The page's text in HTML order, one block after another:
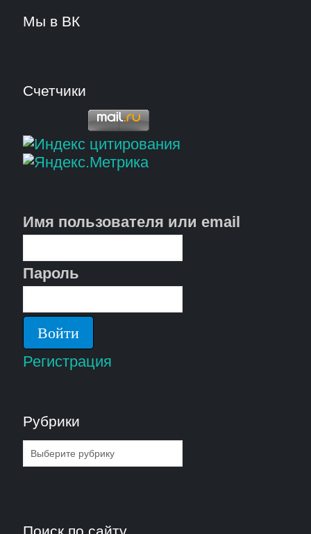
Мы в ВК
Счетчики
Имя пользователя или email
Пароль
Регистрация
Рубрики
Рубрики